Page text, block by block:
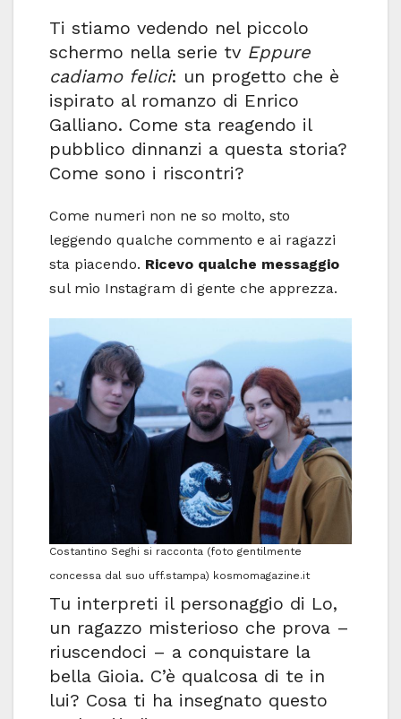
Ti stiamo vedendo nel piccolo
schermo nella serie tv Eppure
cadiamo felici: un progetto che è
ispirato al romanzo di Enrico
Galliano. Come sta reagendo il
pubblico dinnanzi a questa storia?
Come sono i riscontri?
Come numeri non ne so molto, sto
leggendo qualche commento e ai ragazzi
sta piacendo. Ricevo qualche messaggio
sul mio Instagram di gente che apprezza.
Costantino Seghi si racconta (foto gentilmente
concessa dal suo uff.stampa) kosmomagazine.it
Tu interpreti il personaggio di Lo,
un ragazzo misterioso che prova –
riuscendoci – a conquistare la
bella Gioia. C’è qualcosa di te in
lui? Cosa ti ha insegnato questo